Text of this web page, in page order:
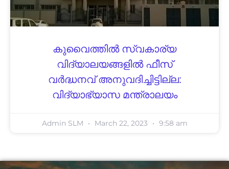
കുവൈത്തിൽ സ്വകാര്യ
വിദ്യാലയങ്ങളിൽ ഫീസ്
വർദ്ധനവ് അനുവദിച്ചിട്ടില്ല:
വിദ്യാഭ്യാസ മന്ത്രാലയം
Admin SLM March 22, 2023 9:58 am